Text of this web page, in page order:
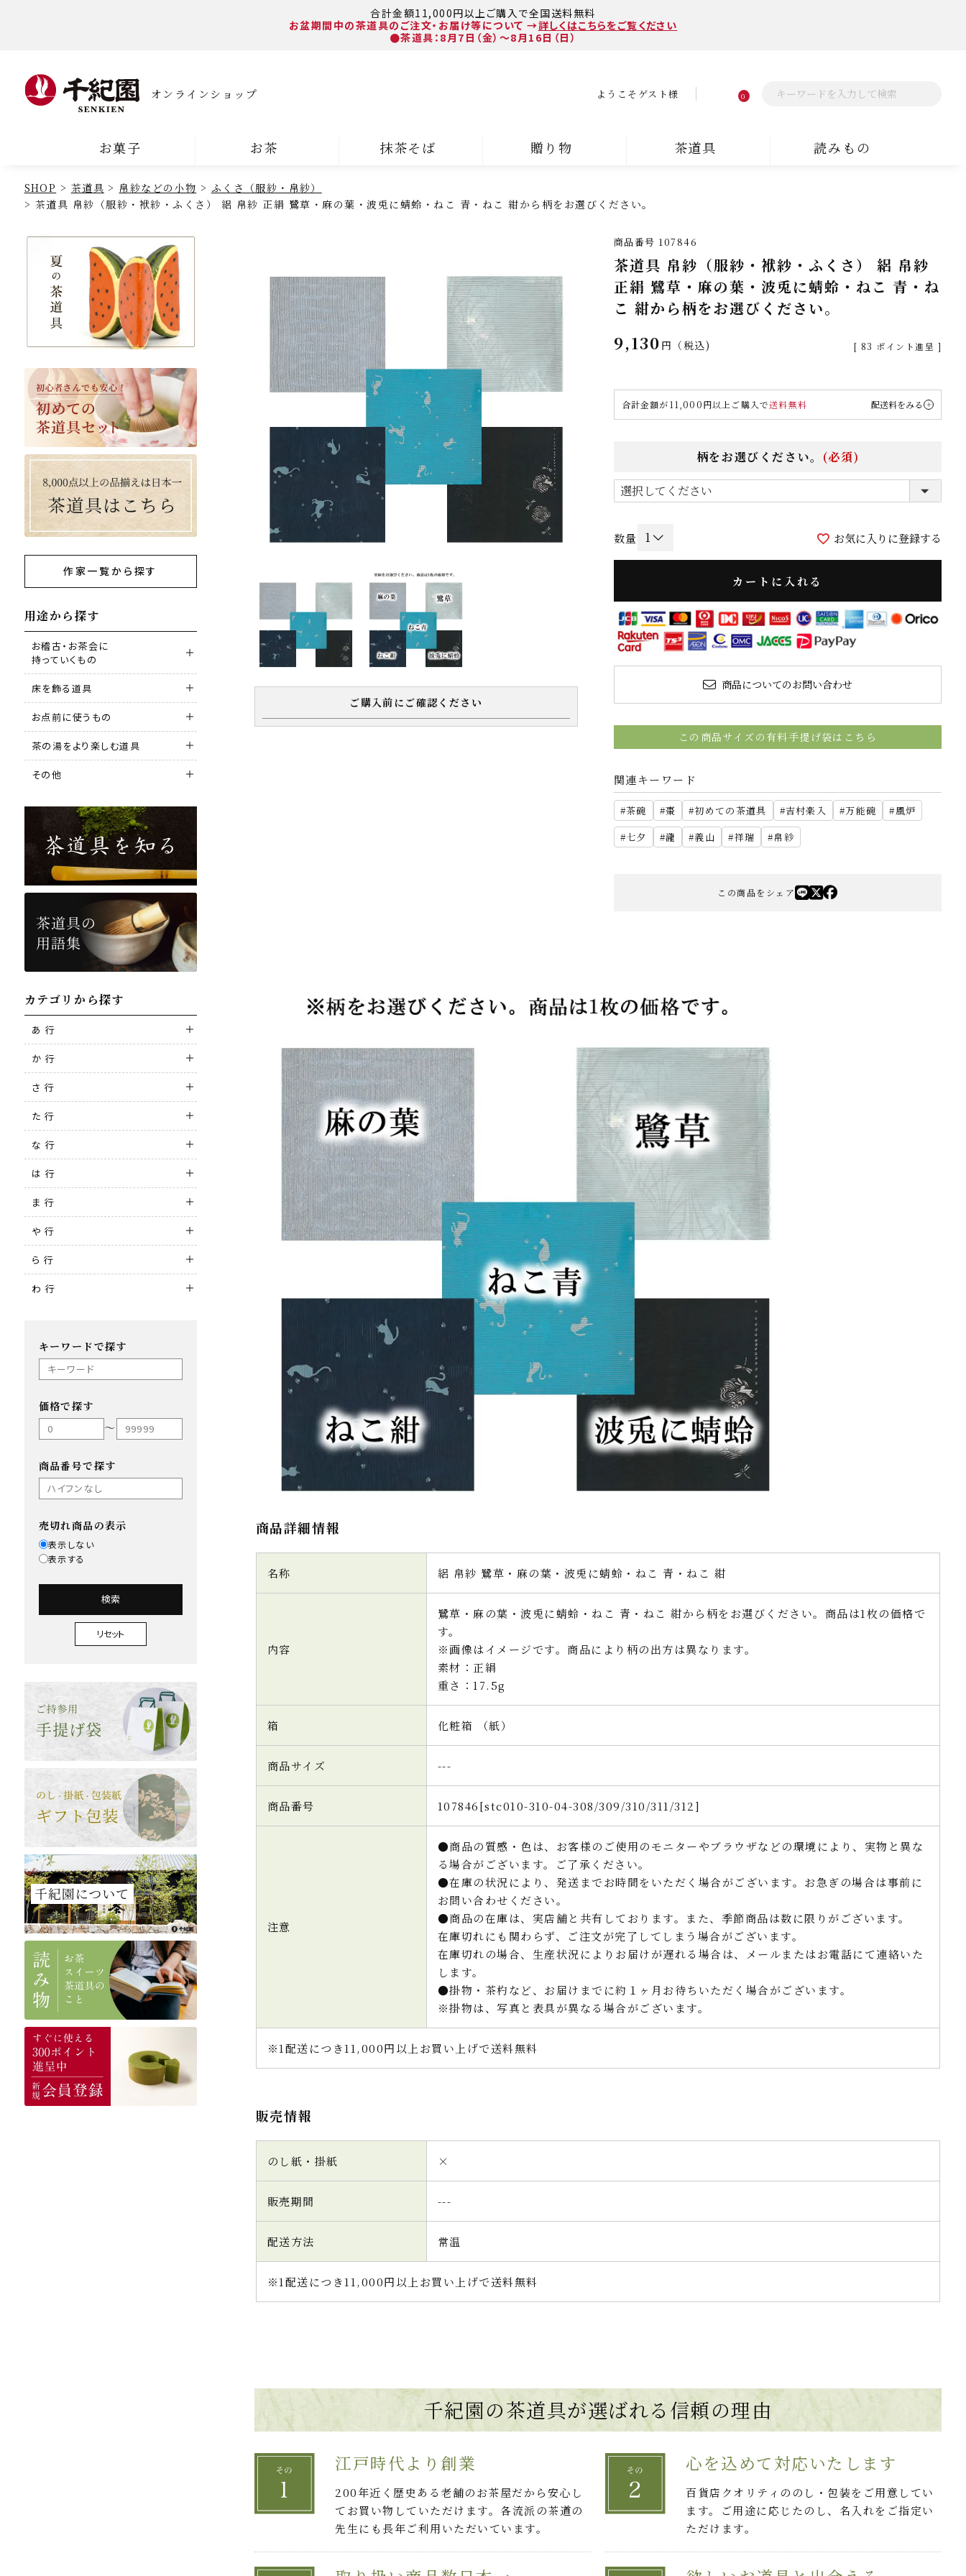
合計金額11,000円以上ご購入で全国送料無料
お盆期間中の茶道具のご注文・お届け等について →詳しくはこちらをご覧ください
●茶道具：8月7日（金）～8月16日（日）
オンラインショップ ようこそゲスト様 0
お菓子 お茶 抹茶そば 贈り物 茶道具 読みもの
SHOP 茶道具 帛紗などの小物
ふくさ（服紗・帛紗）
茶道具 帛紗（服紗・袱紗・ふくさ） 絽 帛紗 正絹 鷺草・麻の葉・波兎に蜻蛉・ねこ 青・ねこ 紺から柄をお選びください。
作家一覧から探す
用途から探す
お稽古・お茶会に
持っていくもの
床を飾る道具
お点前に使うもの
茶の湯をより楽しむ道具
その他
カテゴリから探す
あ 行
か 行
さ 行
た 行
な 行
は 行
ま 行
や 行
ら 行
わ 行
キーワードで探す
価格で探す
〜
商品番号で探す
売切れ商品の表示
表示しない
表示する
検索
リセット
ご購入前にご確認ください
商品番号 107846
茶道具 帛紗（服紗・袱紗・ふくさ） 絽 帛紗
正絹 鷺草・麻の葉・波兎に蜻蛉・ねこ 青・ね
こ 紺から柄をお選びください。
9,130 税込 [ 83 ポイント進呈 ]
合計金額が11,000円以上ご購入で送料無料 配送料をみる
柄をお選びください。 (必須)
お気に入りに登録する
カートに入れる
商品についてのお問い合わせ
この商品サイズの有料手提げ袋はこちら
関連キーワード
茶碗 棗 初めての茶道具 吉村楽入 万能碗
風炉
七夕
瀧 義山 祥瑞 帛紗
この商品をシェア
商品詳細情報
名称 絽 帛紗 鷺草・麻の葉・波兎に蜻蛉・ねこ 青・ねこ 紺
内容
鷺草・麻の葉・波兎に蜻蛉・ねこ 青・ねこ 紺から柄をお選びください。商品は1枚の価格で
す。
※画像はイメージです。商品により柄の出方は異なります。
素材：正絹
重さ：17.5g
箱 化粧箱 （紙）
商品サイズ ---
商品番号 107846[stc010-310-04-308/309/310/311/312]
注意
●商品の質感・色は、お客様のご使用のモニターやブラウザなどの環境により、実物と異な
る場合がございます。ご了承ください。
●在庫の状況により、発送までお時間をいただく場合がございます。お急ぎの場合は事前に
お問い合わせください。
●商品の在庫は、実店舗と共有しております。また、季節商品は数に限りがございます。
在庫切れにも関わらず、ご注文が完了してしまう場合がございます。
在庫切れの場合、生産状況によりお届けが遅れる場合は、メールまたはお電話にて連絡いた
します。
●掛物・茶杓など、お届けまでに約１ヶ月お待ちいただく場合がございます。
※掛物は、写真と表具が異なる場合がございます。
※1配送につき11,000円以上お買い上げで送料無料
販売情報
のし紙・掛紙 ×
販売期間 ---
配送方法 常温
※1配送につき11,000円以上お買い上げで送料無料
千紀園の茶道具が選ばれる 信頼の理由
江戸時代より創業
200年近く歴史ある老舗のお茶屋だから安心し
てお買い物していただけます。各流派の茶道の
先生にも長年ご利用いただいています。
心を込めて対応いたします
百貨店クオリティののし・包装をご用意してい
ます。ご用途に応じたのし、名入れをご指定い
ただけます。